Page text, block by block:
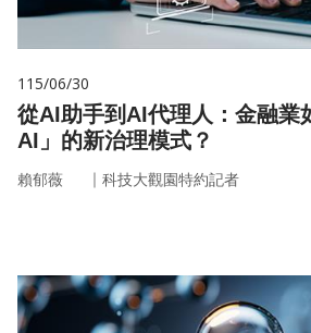
115/06/30
從AI助手到AI代理人：金融業
AI」的新治理模式？
賴郁薇 ｜ 科技大觀園特約記者